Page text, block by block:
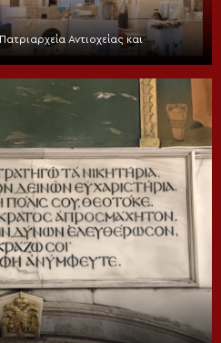
Αντιοχείας και